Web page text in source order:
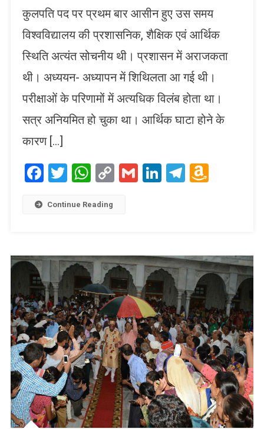
कुलपति पद पर प्रथम बार आसीन हुए उस समय
विश्वविद्यालय की प्रशासनिक, शैक्षिक एवं आर्थिक
स्थिति अत्यंत सोचनीय थी। प्रशासन में अराजकता
थी। अध्ययन- अध्यापन में शिथिलता आ गई थी।
परीक्षाओं के परिणामों में अत्यधिक विलंब होता था।
सत्र अनियमित हो चुका था। आर्थिक घाटा होने के
कारण […]
Facebook
Twitter
WhatsApp
CopyGmailLinkedIn
Telegram
Continue Reading